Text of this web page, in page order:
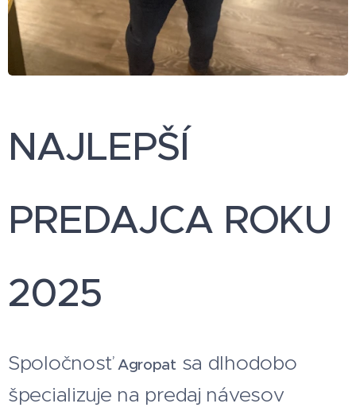
NAJLEPŠÍ
PREDAJCA ROKU
2025
SpoločnosťAgropat sa dlhodobo
špecializuje na predaj návesov